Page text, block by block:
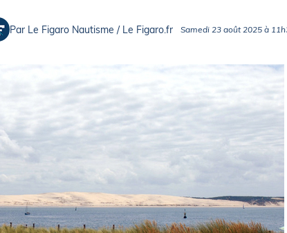
LOISIRS
Pêche en mer
Par Le Figaro Nautisme / Le Figaro.fr Samedi 23 août 2025 à